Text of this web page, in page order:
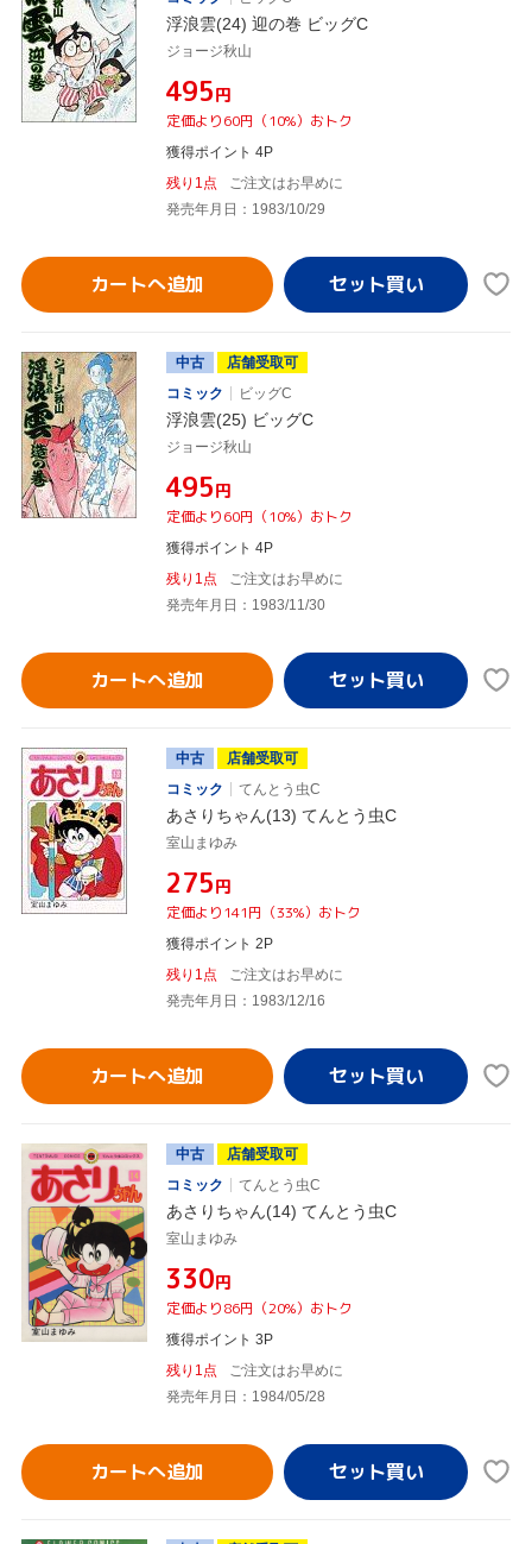
浮浪雲(24) 迎の巻 ビッグC
ジョージ秋山
¥495円
定価より60円（10%）おトク
獲得ポイント 4P
残り1点
ご注文はお早めに
発売年月日：1983/10/29
カートへ追加
中古
店舗受取可
コミック
ビッグC
浮浪雲(25) ビッグC
ジョージ秋山
¥495円
定価より60円（10%）おトク
獲得ポイント 4P
残り1点
ご注文はお早めに
発売年月日：1983/11/30
カートへ追加
中古
店舗受取可
コミック
てんとう虫C
あさりちゃん(13) てんとう虫C
室山まゆみ
¥275円
定価より141円（33%）おトク
獲得ポイント 2P
残り1点
ご注文はお早めに
発売年月日：1983/12/16
カートへ追加
中古
店舗受取可
コミック
てんとう虫C
あさりちゃん(14) てんとう虫C
室山まゆみ
¥330円
定価より86円（20%）おトク
獲得ポイント 3P
残り1点
ご注文はお早めに
発売年月日：1984/05/28
カートへ追加